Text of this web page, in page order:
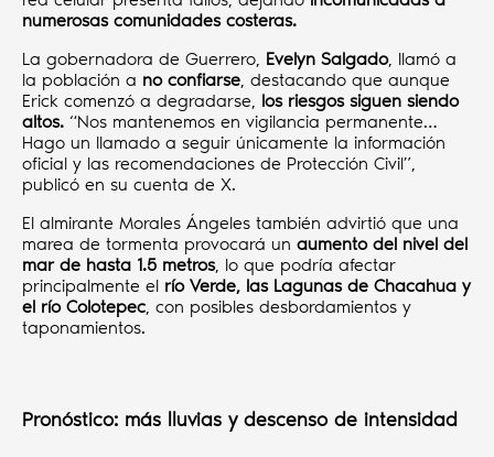
numerosas comunidades costeras.
La gobernadora de Guerrero, Evelyn Salgado, llamó a
la población a no confiarse, destacando que aunque
Erick comenzó a degradarse, los riesgos siguen siendo
altos. “Nos mantenemos en vigilancia permanente…
Hago un llamado a seguir únicamente la información
oficial y las recomendaciones de Protección Civil”,
publicó en su cuenta de X.
El almirante Morales Ángeles también advirtió que una
marea de tormenta provocará un aumento del nivel del
mar de hasta 1.5 metros, lo que podría afectar
principalmente el río Verde, las Lagunas de Chacahua y
el río Colotepec, con posibles desbordamientos y
taponamientos.
Pronóstico: más lluvias y descenso de intensidad